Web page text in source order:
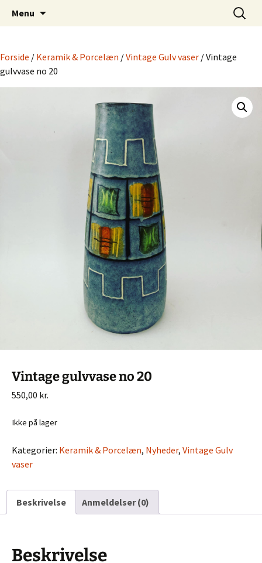
Retro-Shoppen.DK
Dansk Design fra 1940 til 1980
Menu
Søg
efter:
Forside / Keramik & Porcelæn /Vintage Gulv vaser / Vintage
gulvvase no 20
Vintage gulvvase no 20
550,00 kr.
Ikke på lager
Kategorier: Keramik & Porcelæn, Nyheder, Vintage Gulv
vaser
Beskrivelse Anmeldelser (0)
Beskrivelse